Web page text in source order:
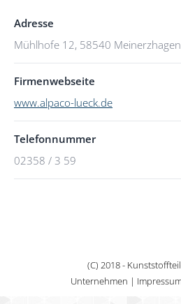
Adresse
Mühlhofe 12, 58540 Meinerzhagen
Firmenwebseite
www.alpaco-lueck.de
Telefonnummer
02358 / 3 59
(C) 2018 -
Unternehmen |